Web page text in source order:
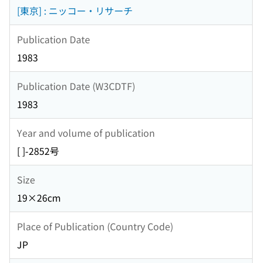
[東京] : ニッコー・リサーチ
Publication Date
1983
Publication Date (W3CDTF)
1983
Year and volume of publication
[ ]-2852号
Size
19×26cm
Place of Publication (Country Code)
JP